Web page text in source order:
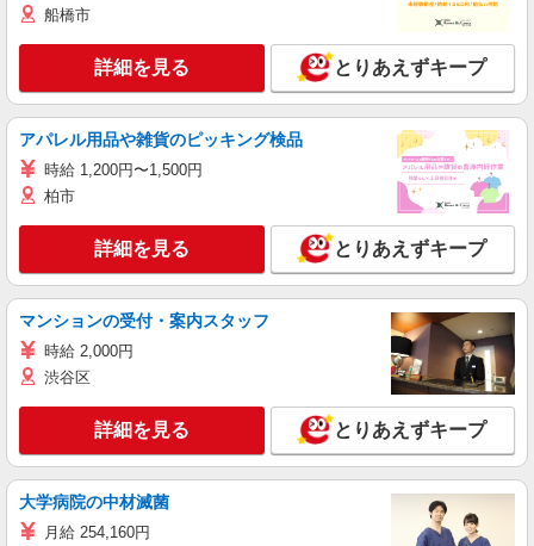
船橋市
詳細を見る とりあえずキープ
アパレル用品や雑貨のピッキング検品
時給 1,200円〜1,500円
柏市
詳細を見る とりあえずキープ
マンションの受付・案内スタッフ
時給 2,000円
渋谷区
詳細を見る とりあえずキープ
大学病院の中材滅菌
月給 254,160円